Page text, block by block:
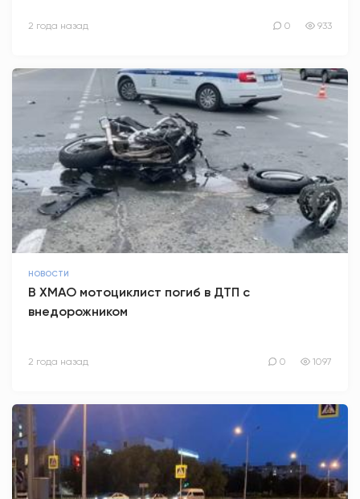
2 года назад 0 933
НОВОСТИ
В ХМАО мотоциклист погиб в ДТП с
внедорожником
2 года назад 0 1097